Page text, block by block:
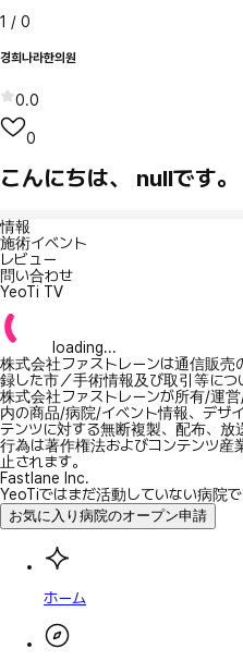
1 / 0
경희나라한의원
0.0
0
こんにちは、 nullです。
情報
施術イベント
レビュー
問い合わせ
YeoTi TV
loading...
株式会社ファストレーンは通信販売
録した市／手術情報及び取引等につ
株式会社ファストレーンが所有/運
内の商品/病院/イベント情報、デザ
テンツに対する無断複製、配布、放
行為は著作権法およびコンテンツ
止されます。
Fastlane Inc.
YeoTiではまだ活動していない病院で
お気に入り病院のオープン申請
ホーム